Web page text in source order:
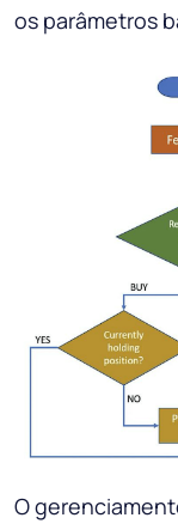
os parâmetros
O